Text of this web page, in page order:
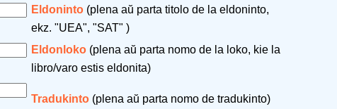
Eldoninto (plena aŭ parta titolo de la eldoninto,
ekz. "UEA", "SAT" )
Eldonloko (plena aŭ parta nomo de la loko, kie la
libro/varo estis eldonita)
Tradukinto (plena aŭ parta nomo de tradukinto)